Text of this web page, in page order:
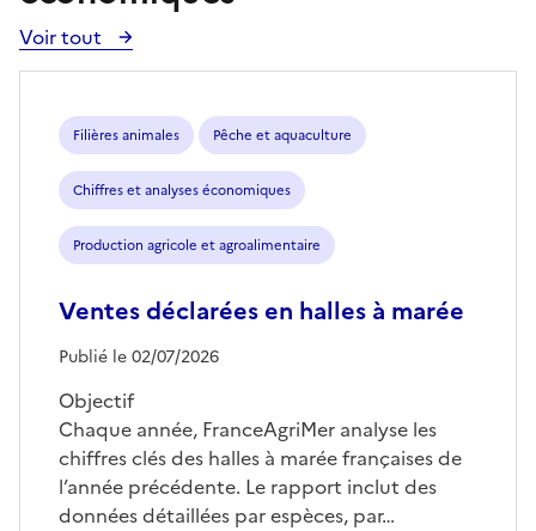
Voir tout
Voir
toutes
publications
Filières animales Pêche et aquaculture
Chiffres et analyses économiques
Production agricole et agroalimentaire
Ventes déclarées en halles à marée
Publié le 02/07/2026
Objectif
Chaque année, FranceAgriMer analyse les
chiffres clés des halles à marée françaises de
l’année précédente. Le rapport inclut des
données détaillées par espèces, par…